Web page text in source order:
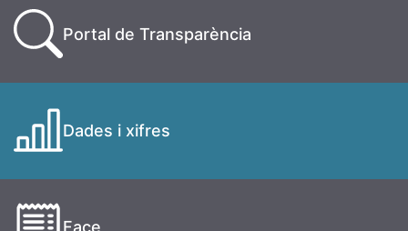
Portal de Transparència
Dades i xifres
Face